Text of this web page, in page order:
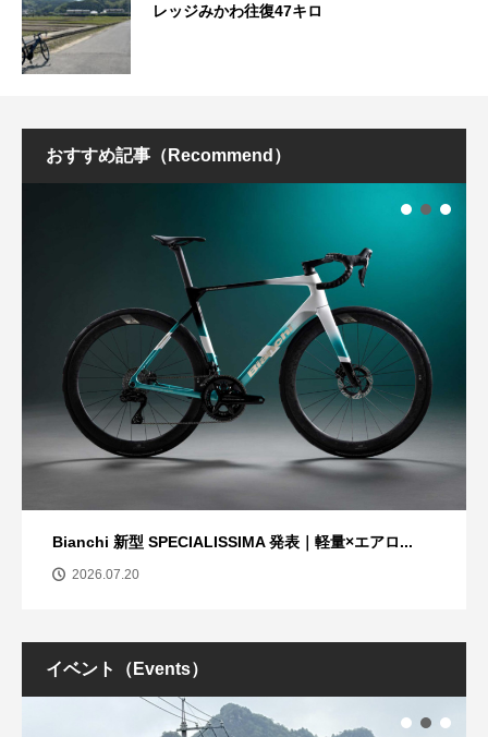
レッジみかわ往復47キロ
おすすめ記事（Recommend）
Bianchi 新型 SPECIALISSIMA 発表｜軽量×エアロ...
2026.07.20
イベント（Events）